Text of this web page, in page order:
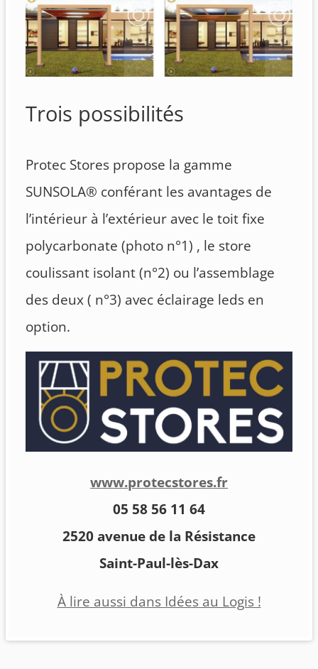
Trois possibilités
Protec Stores propose la gamme
SUNSOLA® conférant les avantages de
l’intérieur à l’extérieur avec le toit fixe
polycarbonate (photo n°1) , le store
coulissant isolant (n°2) ou l’assemblage
des deux ( n°3) avec éclairage leds en
option.
www.protecstores.fr
05 58 56 11 64
2520 avenue de la Résistance
Saint-Paul-lès-Dax
À lire aussi dans Idées au Logis !